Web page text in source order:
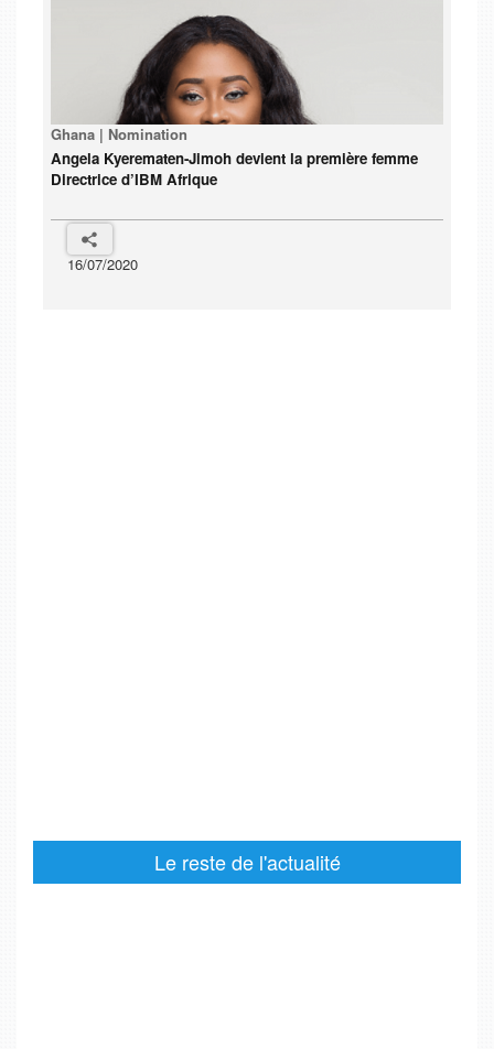
Ghana | Nomination
Angela Kyerematen-Jimoh devient la première femme
Directrice d’IBM Afrique
16/07/2020
Le reste de l'actualité